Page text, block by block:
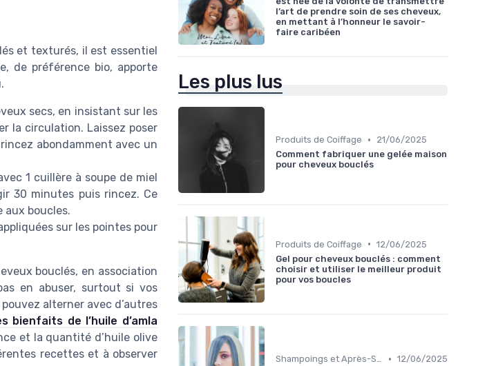
et texturés, il est essentiel
de préférence bio, apporte
secs, en insistant sur les
la circulation. Laissez poser
abondamment avec un
1 cuillère à soupe de miel
30 minutes puis rincez. Ce
aux boucles.
sur les pointes pour
bouclés, en association
en abuser, surtout si vos
alterner avec d’autres
bienfaits de l’huile d’amla
et la quantité d’huile olive
recettes et à observer
l’art de prendre soin de ses cheveux,
en mettant à l’honneur le savoir-
faire caribéen
Les plus lus
Produits de Coiffage •
21/06/2025
Comment fabriquer une gelée maison
pour cheveux bouclés
Produits de Coiffage • 12/06/2025
Gel pour cheveux bouclés : comment
choisir et utiliser le meilleur produit
pour vos boucles
Shampoings et Après-Shampoings • 12/06/2025